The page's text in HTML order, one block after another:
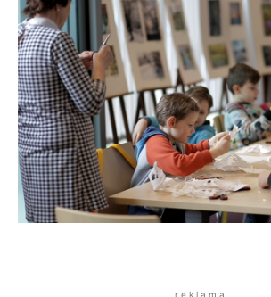
r e k l a m a